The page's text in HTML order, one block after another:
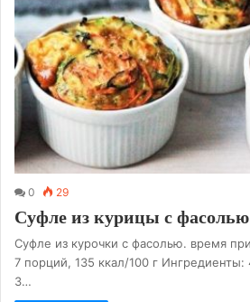
0 29
Суфле из курицы с фасолью
Суфле из курочки с фасолью. время
7 порций, 135 ккал/100 г Ингредиенты:
3…